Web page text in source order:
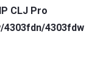
CLJ Pro
4303fdn/4303fdw